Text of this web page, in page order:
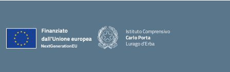
Istituto Comprensivo
Carlo Porta
Lurago d'Erba
— Visita la pagina iniziale della scuola